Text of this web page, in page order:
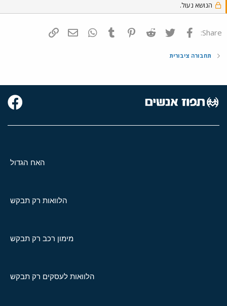
הנושא נעול.
Share: פייסבוק Twitter
Reddit
Pinterest
Tumblr
WhatsAppדואר אלקטרוני
תחבורה ציבורית
האח הגדול
הלוואות רק תבקש
מימון רכב רק תבקש
הלוואות לעסקים רק תבקש